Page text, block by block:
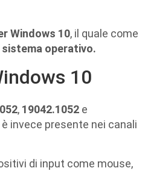
Windows 10, il quale come
sistema operativo.
10
, 19042.1052 e
è invece presente nei canali
di input come mouse,